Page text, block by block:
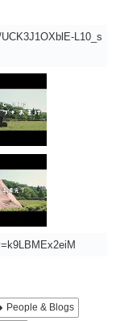
L10_s
People & Blogs